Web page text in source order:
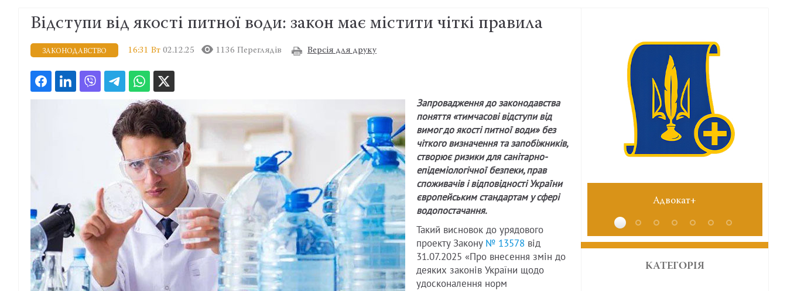
Відступи від якості питної води: закон має містити чіткі правила
ЗАКОНОДАВСТВО 16:31 Вт 02.12.25 1136 Переглядів Версія для друку
Запровадження до законодавства
поняття «тимчасові відступи від
вимог до якості питної води» без
чіткого визначення та запобіжників,
створює ризики для санітарно-
епідеміологічної безпеки, прав
споживачів і відповідності України
європейським стандартам у сфері
водопостачання.
Такий висновок до урядового
проекту Закону № 13578 від
31.07.2025 «Про внесення змін до
деяких законів України щодо
удосконалення норм
Адвокат+
КАТЕГОРІЯ